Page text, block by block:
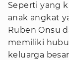
Seperti yang
anak angkat
Ruben Onsu
memiliki
keluarga